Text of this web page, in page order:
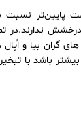
پایین‌تر نسبت
ندارند.در
های گران بیا و
باشد با